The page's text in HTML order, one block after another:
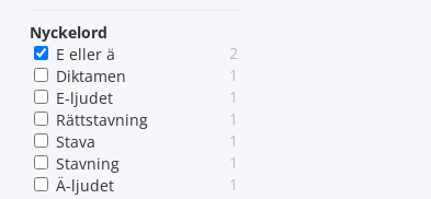
Nyckelord
E eller ä
2
Diktamen
1
E-ljudet
1
Rättstavning
1
Stava
1
Stavning
1
Ä-ljudet
1